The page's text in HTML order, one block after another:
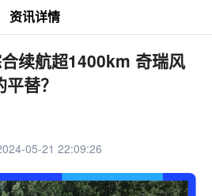
资讯详情
续航超1400km 奇瑞风
替？
05-21 22:09:26